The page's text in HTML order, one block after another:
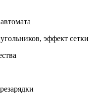
эффект сетки